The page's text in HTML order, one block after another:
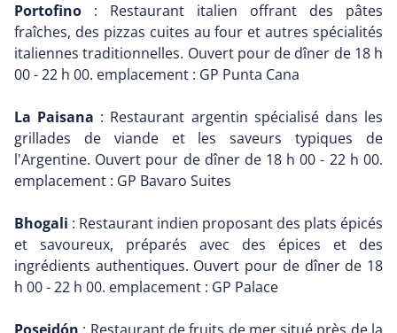
Portofino : Restaurant italien offrant des pâtes
fraîches, des pizzas cuites au four et autres spécialités
italiennes traditionnelles. Ouvert pour de dîner de 18 h
00 - 22 h 00. emplacement : GP Punta Cana
La Paisana : Restaurant argentin spécialisé dans les
grillades de viande et les saveurs typiques de
l'Argentine. Ouvert pour de dîner de 18 h 00 - 22 h 00.
emplacement : GP Bavaro Suites
Bhogali : Restaurant indien proposant des plats épicés
et savoureux, préparés avec des épices et des
ingrédients authentiques. Ouvert pour de dîner de 18
h 00 - 22 h 00. emplacement : GP Palace